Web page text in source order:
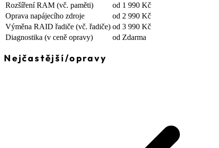
Rozšíření RAM (vč. paměti)
od 1 990 Kč
Oprava napájecího zdroje
od 2 990 Kč
Výměna RAID řadiče (vč. řadiče) od 3 990 Kč
Diagnostika (v ceně opravy) od Zdarma
Nejčastější/opravy